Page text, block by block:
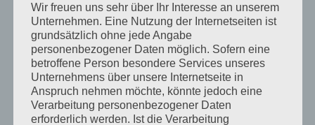
Wir freuen uns sehr über Ihr Interesse an unserem
Unternehmen. Eine Nutzung der Internetseiten ist
grundsätzlich ohne jede Angabe
personenbezogener Daten möglich. Sofern eine
betroffene Person besondere Services unseres
Unternehmens über unsere Internetseite in
Anspruch nehmen möchte, könnte jedoch eine
Verarbeitung personenbezogener Daten
erforderlich werden. Ist die Verarbeitung